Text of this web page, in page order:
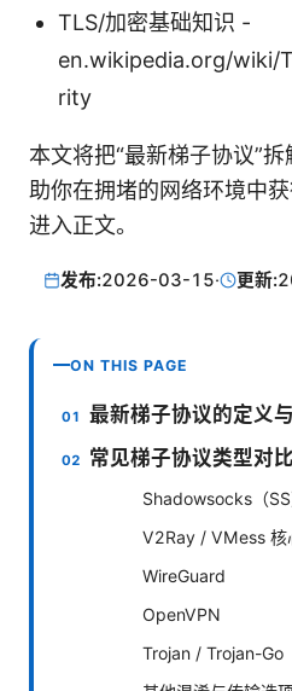
TLS/加密基础知识 -
en.wikipedia.org/wiki/
rity
本文将把“最新梯子协议”
助你在拥堵的网络环境中
进入正文。
发布:2026-03-15· 更新:
ON THIS PAGE
最新梯子协议的定义
常见梯子协议类型对比
Shadowsocks（
V2Ray / VMess 核
WireGuard
OpenVPN
Trojan / Trojan-Go